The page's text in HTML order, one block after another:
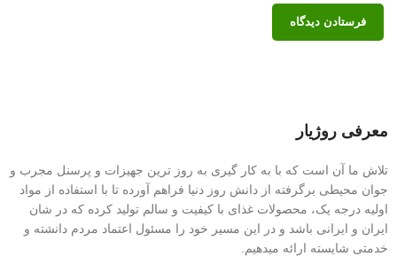
معرفی روژیار
تلاش ما آن است که با به کار گیری به روز ترین جهیزات و پرسنل مجرب و
جوان محیطی برگرفته از دانش روز دنیا فراهم آورده تا با استفاده از مواد
اولیه درجه یک، محصولات غذای با کیفیت و سالم تولید کرده که در شان
ایران و ایرانی باشد و در این مسیر خود را مسئول اعتماد مردم دانشته و
خدمتی شایسته ارائه میدهیم.